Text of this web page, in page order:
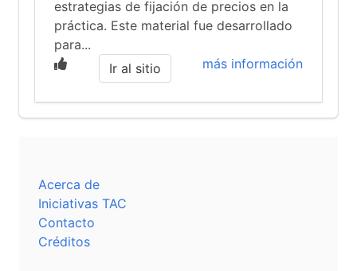
estrategias de fijación de precios en la
práctica. Este material fue desarrollado
para...
más información
Ir al sitio
Acerca de
Iniciativas TAC
Contacto
Créditos